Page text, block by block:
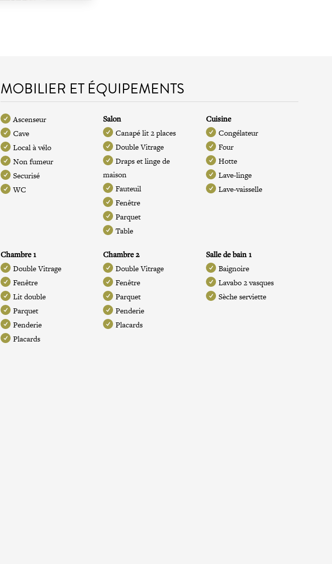
MOBILIER ET ÉQUIPEMENTS
Ascenseur
Cave
Local à vélo
Non fumeur
Securisé
WC
Salon
Canapé lit 2 places
Double Vitrage
Draps et linge de
maison
Fauteuil
Fenêtre
Parquet
Table
Cuisine
Congélateur
Four
Hotte
Lave-linge
Lave-vaisselle
Chambre 1
Double Vitrage
Fenêtre
Lit double
Parquet
Penderie
Placards
Chambre 2
Double Vitrage
Fenêtre
Parquet
Penderie
Placards
Salle de bain 1
Baignoire
Lavabo 2 vasques
Sèche serviette